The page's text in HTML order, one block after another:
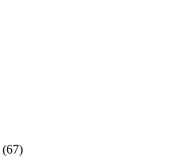
(67)